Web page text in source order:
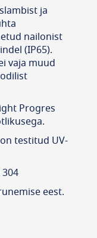
ja
nailonist
(IP65).
vaja muud
Progres
testitud UV-
eest.